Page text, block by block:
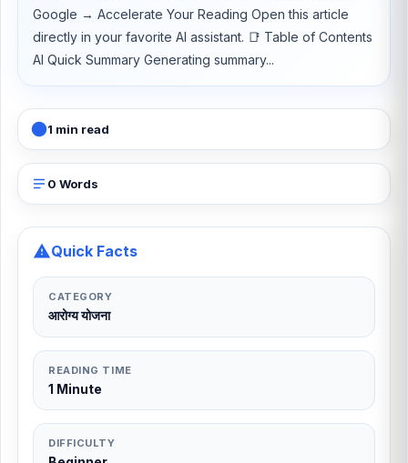
Google → Accelerate Your Reading Open this article
directly in your favorite AI assistant. 📑 Table of Contents
AI Quick Summary Generating summary...
1 min read
0 Words
Quick Facts
CATEGORY
आरोग्य योजना
READING TIME
1 Minute
DIFFICULTY